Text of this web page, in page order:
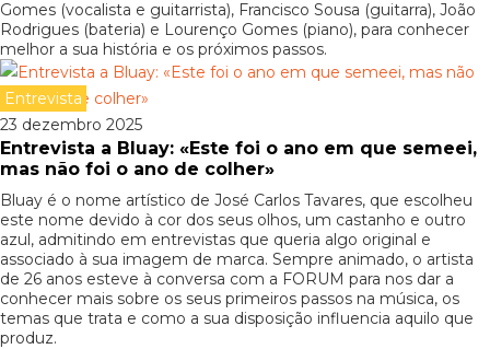
Gomes (vocalista e guitarrista), Francisco Sousa (guitarra), João
Rodrigues (bateria) e Lourenço Gomes (piano), para conhecer
melhor a sua história e os próximos passos.
Entrevista
23 dezembro 2025
Entrevista a Bluay: «Este foi o ano em que semeei,
mas não foi o ano de colher»
Bluay é o nome artístico de José Carlos Tavares, que escolheu
este nome devido à cor dos seus olhos, um castanho e outro
azul, admitindo em entrevistas que queria algo original e
associado à sua imagem de marca. Sempre animado, o artista
de 26 anos esteve à conversa com a FORUM para nos dar a
conhecer mais sobre os seus primeiros passos na música, os
temas que trata e como a sua disposição influencia aquilo que
produz.